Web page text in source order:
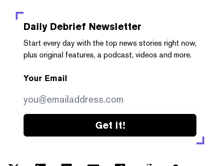
Daily Debrief Newsletter
Start every day with the top news stories right now,
plus original features, a podcast, videos and more.
Your Email
Get it!